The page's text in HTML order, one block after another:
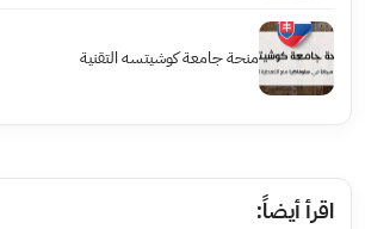
منحة جامعة كوشيتسه التقنية
اقرأ أيضاً: